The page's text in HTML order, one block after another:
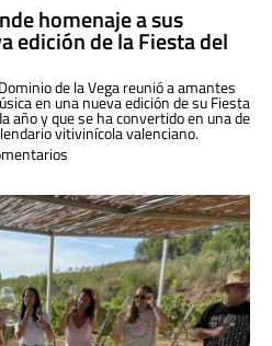
homenaje a sus
edición de la Fiesta del
de la Vega reunió a amantes
en una nueva edición de su Fiesta
año y que se ha convertido en una de
vitivinícola valenciano.